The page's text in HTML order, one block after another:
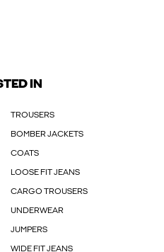
IN
TROUSERS
BOMBER JACKETS
COATS
LOOSE FIT JEANS
CARGO TROUSERS
UNDERWEAR
JUMPERS
WIDE FIT JEANS